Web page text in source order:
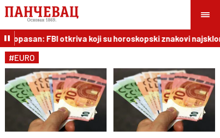
opasan: FBI otkriva koji su horoskopski znakovi
#EURO